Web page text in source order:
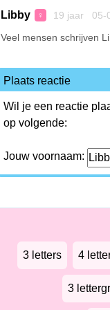
Libby ♀ 19 jaar 05-
Veel mensen schrijven
Plaats reactie
Wil je een reactie
op volgende:
Jouw voornaam:
3 letters 4
3